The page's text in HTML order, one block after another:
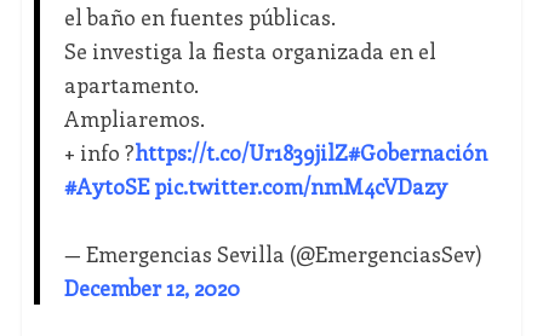
el baño en fuentes públicas.
Se investiga la fiesta organizada en el
apartamento.
Ampliaremos.
+ info ?https://t.co/Ur1839jilZ#Gobernación
#AytoSE pic.twitter.com/nmM4cVDazy
— Emergencias Sevilla (@EmergenciasSev)
December 12, 2020